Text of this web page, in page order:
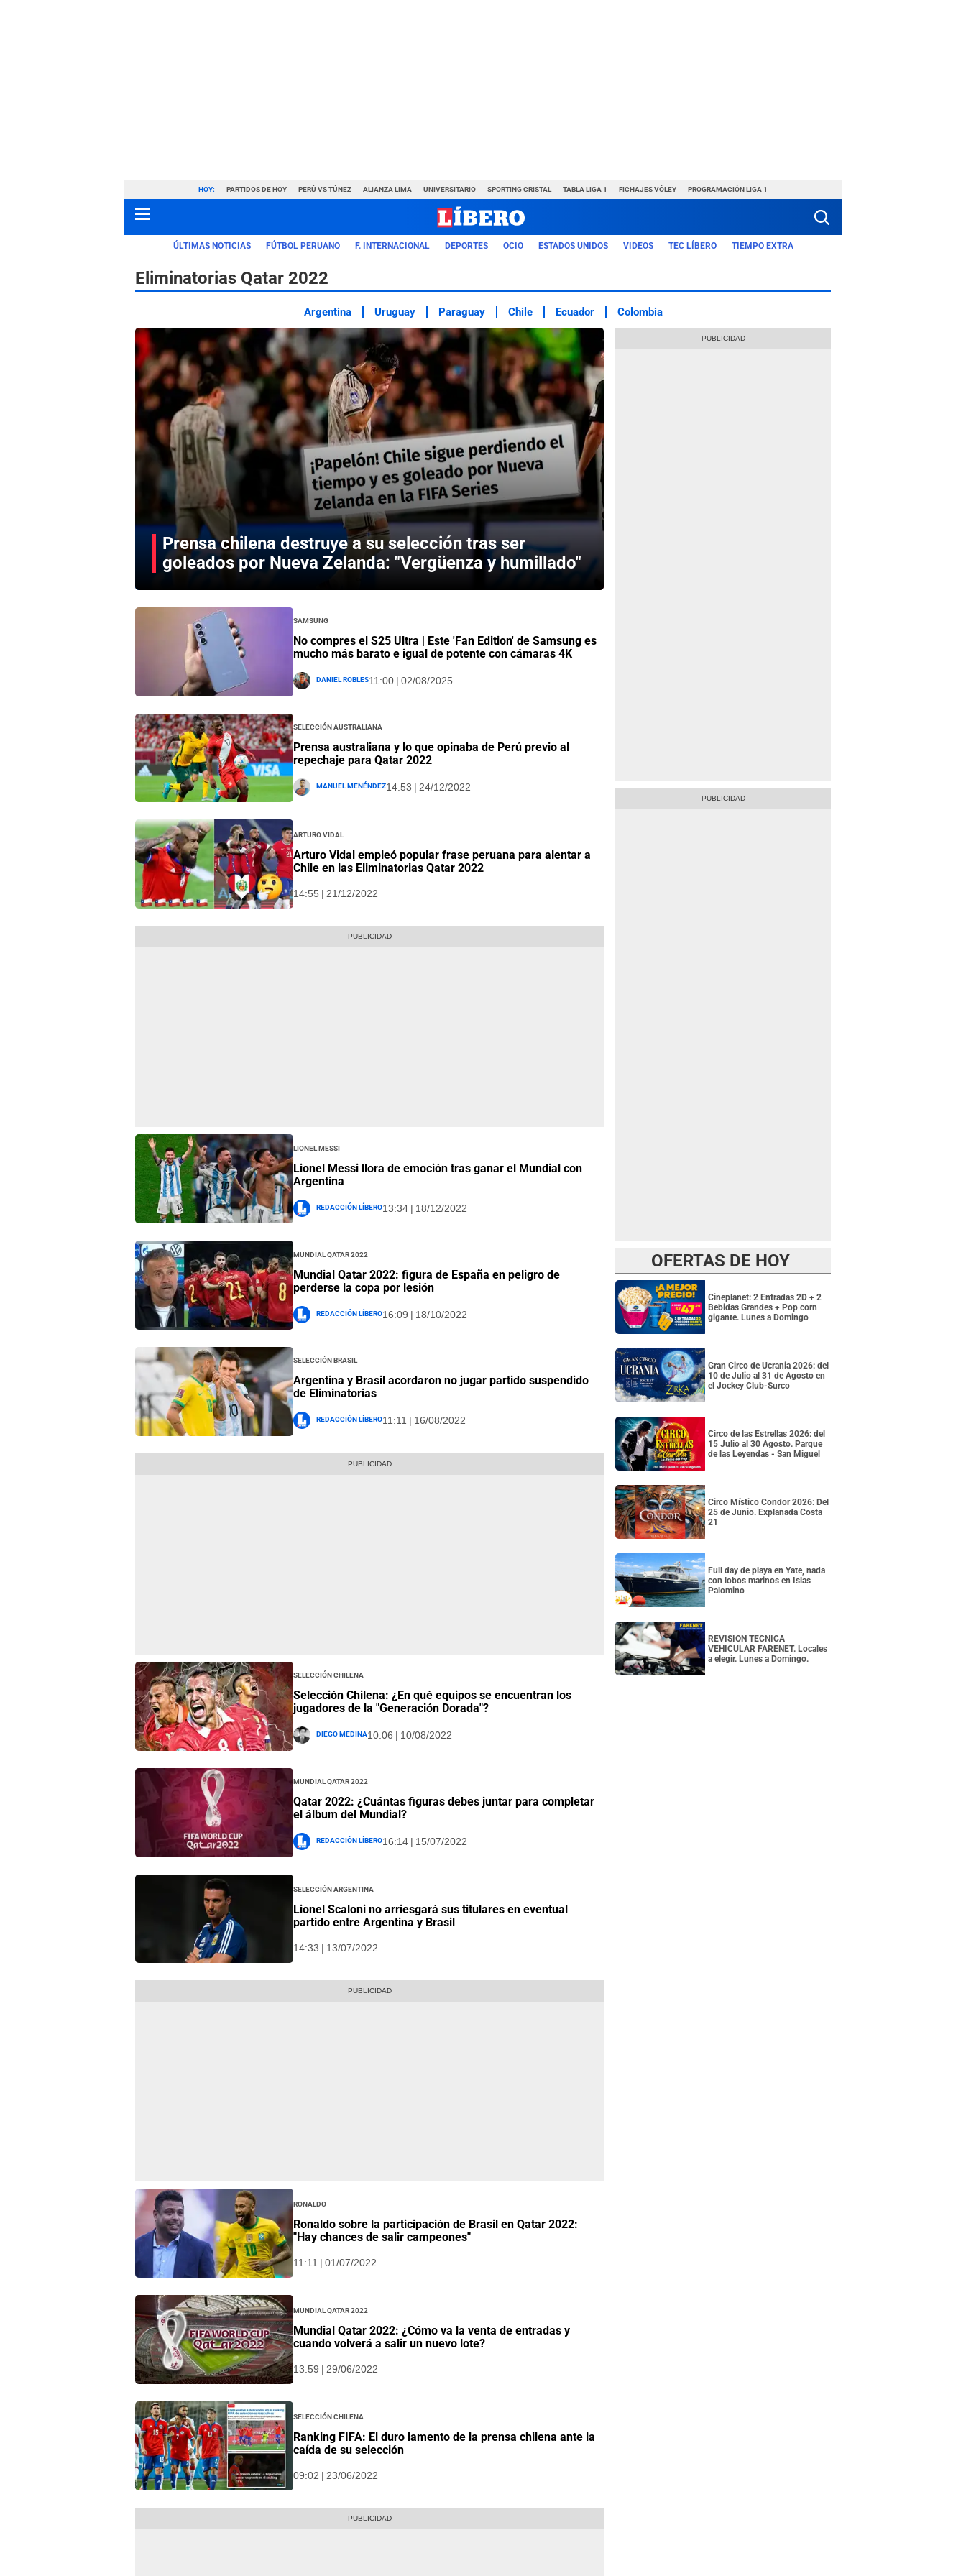
HOY: PARTIDOS DE HOY PERÚ VS TÚNEZ ALIANZA LIMA UNIVERSITARIO SPORTING CRISTAL TABLA LIGA 1 FICHAJES VÓLEY PROGRAMACIÓN LIGA 1
ÚLTIMAS NOTICIAS FÚTBOL PERUANO F. INTERNACIONAL DEPORTES OCIO ESTADOS UNIDOS VIDEOS TEC LÍBERO TIEMPO EXTRA
Eliminatorias Qatar 2022
Argentina Uruguay Paraguay Chile Ecuador Colombia
Prensa chilena destruye a su selección tras ser
goleados por Nueva Zelanda: "Vergüenza y humillado"
Samsung
No compres el S25 Ultra | Este 'Fan Edition' de Samsung es
mucho más barato e igual de potente con cámaras 4K
Daniel Robles11:00 | 02/08/2025
Selección Australiana
Prensa australiana y lo que opinaba de Perú previo al
repechaje para Qatar 2022
Manuel Menéndez14:53 | 24/12/2022
Arturo Vidal
Arturo Vidal empleó popular frase peruana para alentar a
Chile en las Eliminatorias Qatar 2022
14:55 | 21/12/2022
Lionel Messi
Lionel Messi llora de emoción tras ganar el Mundial con
Argentina
Redacción Líbero13:34 | 18/12/2022
Mundial Qatar 2022
Mundial Qatar 2022: figura de España en peligro de
perderse la copa por lesión
Redacción Líbero16:09 | 18/10/2022
selección Brasil
Argentina y Brasil acordaron no jugar partido suspendido
de Eliminatorias
Redacción Líbero11:11 | 16/08/2022
Selección Chilena
Selección Chilena: ¿En qué equipos se encuentran los
jugadores de la "Generación Dorada"?
Diego Medina10:06 | 10/08/2022
Mundial Qatar 2022
Qatar 2022: ¿Cuántas figuras debes juntar para completar
el álbum del Mundial?
Redacción Líbero16:14 | 15/07/2022
Selección Argentina
Lionel Scaloni no arriesgará sus titulares en eventual
partido entre Argentina y Brasil
14:33 | 13/07/2022
Ronaldo
Ronaldo sobre la participación de Brasil en Qatar 2022:
"Hay chances de salir campeones"
11:11 | 01/07/2022
Mundial Qatar 2022
Mundial Qatar 2022: ¿Cómo va la venta de entradas y
cuando volverá a salir un nuevo lote?
13:59 | 29/06/2022
Selección Chilena
Ranking FIFA: El duro lamento de la prensa chilena ante la
caída de su selección
09:02 | 23/06/2022
OFERTAS DE HOY
Cineplanet: 2 Entradas 2D + 2
Bebidas Grandes + Pop corn
gigante. Lunes a Domingo
Gran Circo de Ucrania 2026: del
10 de Julio al 31 de Agosto en
el Jockey Club-Surco
Circo de las Estrellas 2026: del
15 Julio al 30 Agosto. Parque
de las Leyendas - San Miguel
Circo Místico Condor 2026: Del
25 de Junio. Explanada Costa
21
Full day de playa en Yate, nada
con lobos marinos en Islas
Palomino
REVISION TECNICA
VEHICULAR FARENET. Locales
a elegir. Lunes a Domingo.